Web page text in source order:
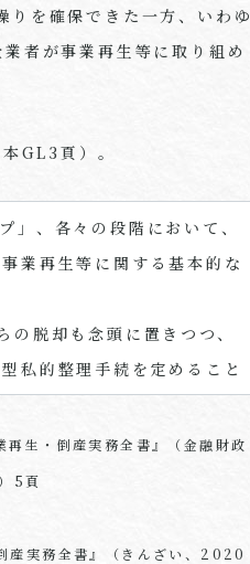
りを確保できた一方、いわゆ
者が事業再生等に取り組め
GL3頁）。
、各々の段階において、
業再生等に関する基本的な
脱却も念頭に置きつつ、
私的整理手続を定めること
再生・倒産実務全書』（金融財政
5頁
産実務全書』（きんざい、2020